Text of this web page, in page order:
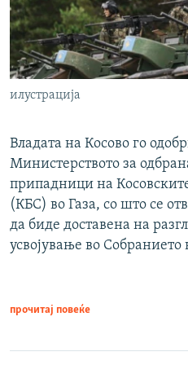
илустрација
Владата на Косово го
Министерството за
припадници на
(КБС) во Газа, со што се
да биде доставена на
усвојување во Собранието
прочитај повеќе